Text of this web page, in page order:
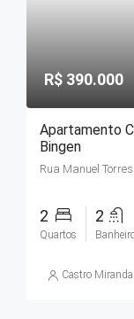
R$ 390.000
Apartamento
Bingen
Rua Manuel Torres
2
Quartos
2
Castro Miranda